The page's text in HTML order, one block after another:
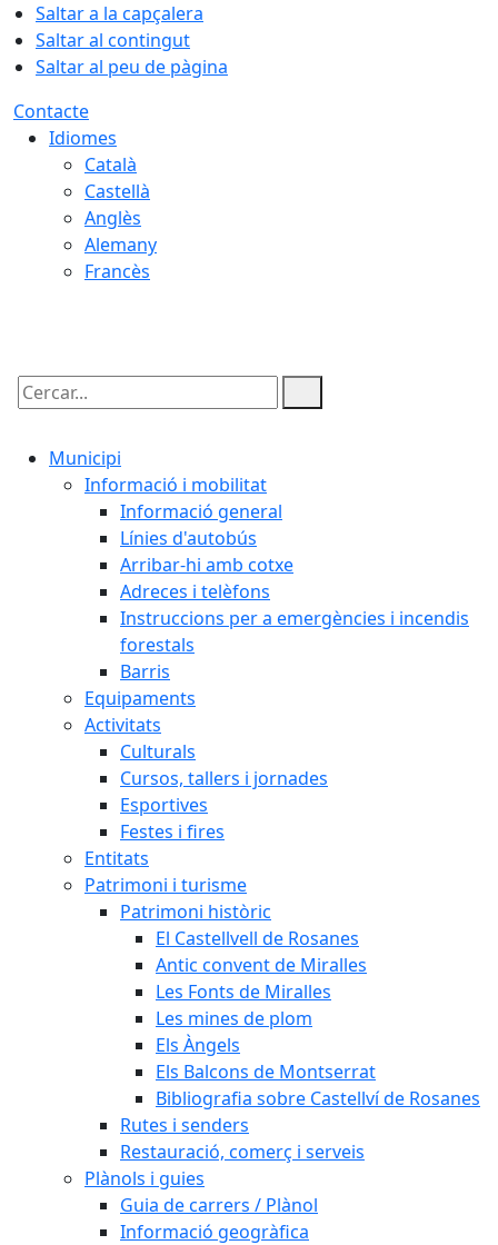
Saltar a la capçalera
Saltar al contingut
Saltar al peu de pàgina
Contacte
Idiomes
Català
Castellà
Anglès
Alemany
Francès
Cercar:
Municipi
Informació i mobilitat
Informació general
Línies d'autobús
Arribar-hi amb cotxe
Adreces i telèfons
Instruccions per a emergències i incendis
forestals
Barris
Equipaments
Activitats
Culturals
Cursos, tallers i jornades
Esportives
Festes i fires
Entitats
Patrimoni i turisme
Patrimoni històric
El Castellvell de Rosanes
Antic convent de Miralles
Les Fonts de Miralles
Les mines de plom
Els Àngels
Els Balcons de Montserrat
Bibliografia sobre Castellví de Rosanes
Rutes i senders
Restauració, comerç i serveis
Plànols i guies
Guia de carrers / Plànol
Informació geogràfica